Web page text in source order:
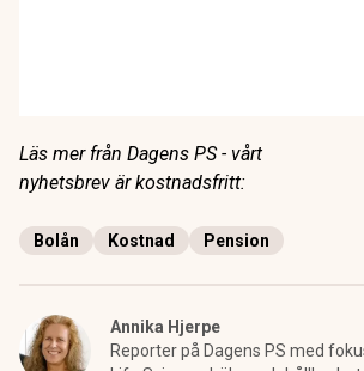
Läs mer från Dagens PS - vårt
nyhetsbrev är kostnadsfritt:
Bolån Kostnad Pension
Annika Hjerpe
Reporter på Dagens PS med